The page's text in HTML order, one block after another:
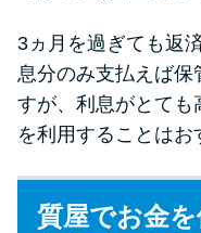
3ヵ月を過ぎても返
息分のみ支払えば保
すが、利息がとても
を利用することはお
質屋でお金